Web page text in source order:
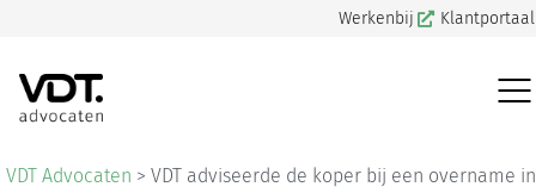
Werkenbij Klantportaal
VDT Advocaten > VDT adviseerde de koper bij een overname in